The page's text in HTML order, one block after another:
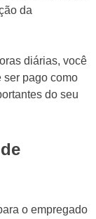
da
diárias, você
ser pago como
do seu
o empregado